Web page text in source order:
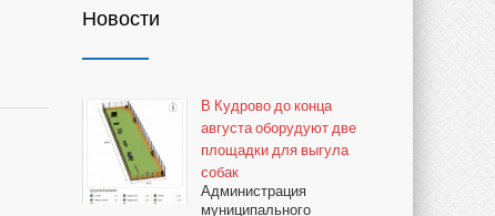
Новости
В Кудрово до конца
августа оборудуют две
площадки для выгула
собак
Администрация
муниципального